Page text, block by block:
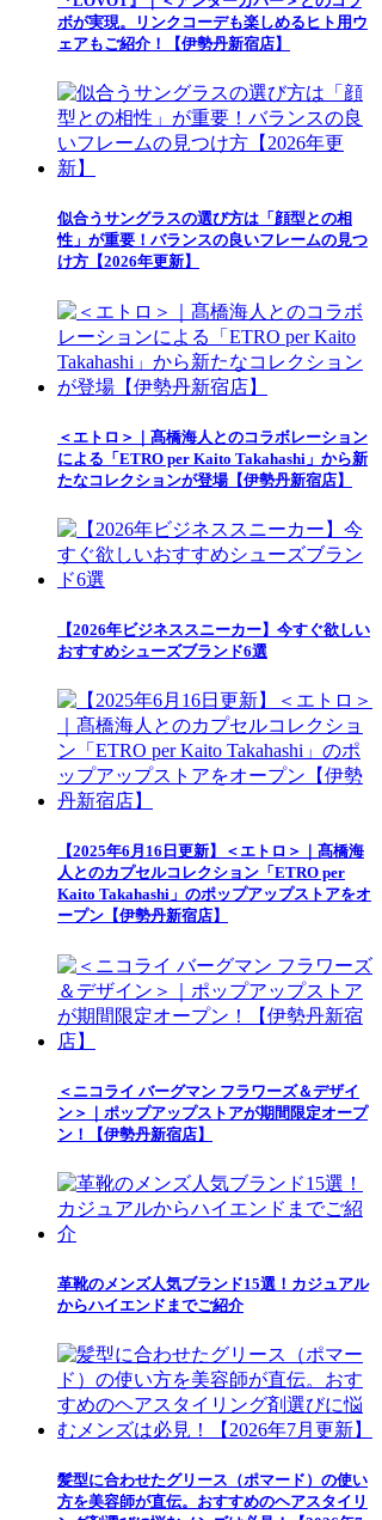
ボが実現。リンクコーデも楽しめるヒト用ウ
ェアもご紹介！【伊勢丹新宿店】
似合うサングラスの選び方は「顔型との相
性」が重要！バランスの良いフレームの見つ
け方【2026年更新】
＜エトロ＞｜髙橋海人とのコラボレーション
による「ETRO per Kaito Takahashi」から新
たなコレクションが登場【伊勢丹新宿店】
【2026年ビジネススニーカー】今すぐ欲しい
おすすめシューズブランド6選
【2025年6月16日更新】＜エトロ＞｜髙橋海
人とのカプセルコレクション「ETRO per
Kaito Takahashi」のポップアップストアをオ
ープン【伊勢丹新宿店】
＜ニコライ バーグマン フラワーズ＆デザイ
ン＞｜ポップアップストアが期間限定オープ
ン！【伊勢丹新宿店】
革靴のメンズ人気ブランド15選！カジュアル
からハイエンドまでご紹介
髪型に合わせたグリース（ポマード）の使い
方を美容師が直伝。おすすめのヘアスタイリ